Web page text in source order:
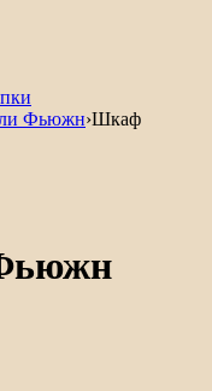
Фьюжн›Шкаф